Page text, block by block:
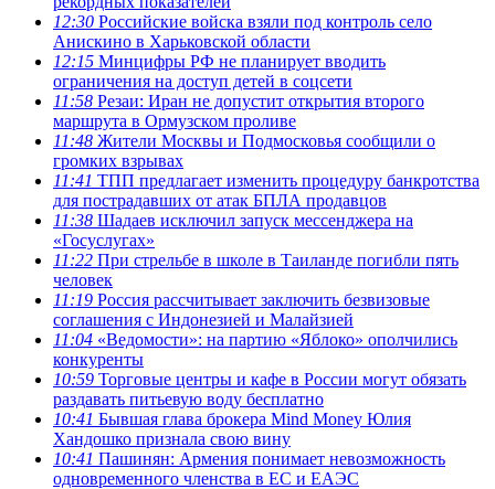
12:30 Российские войска взяли под контроль село
Анискино в Харьковской области
12:15 Минцифры РФ не планирует вводить
ограничения на доступ детей в соцсети
11:58 Резаи: Иран не допустит открытия второго
маршрута в Ормузском проливе
11:48 Жители Москвы и Подмосковья сообщили о
громких взрывах
11:41 ТПП предлагает изменить процедуру банкротства
для пострадавших от атак БПЛА продавцов
11:38 Шадаев исключил запуск мессенджера на
«Госуслугах»
11:22 При стрельбе в школе в Таиланде погибли пять
человек
11:19 Россия рассчитывает заключить безвизовые
соглашения с Индонезией и Малайзией
11:04 «Ведомости»: на партию «Яблоко» ополчились
конкуренты
10:59 Торговые центры и кафе в России могут обязать
раздавать питьевую воду бесплатно
10:41 Бывшая глава брокера Mind Money Юлия
Хандошко признала свою вину
10:41 Пашинян: Армения понимает невозможность
одновременного членства в ЕС и ЕАЭС